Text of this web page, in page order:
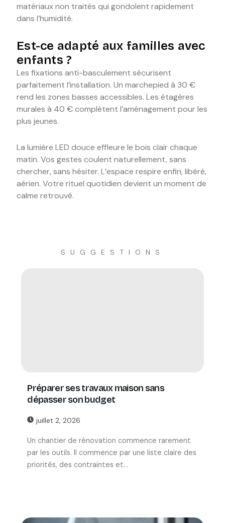
matériaux non traités qui gondolent rapidement
dans l’humidité.
Est-ce adapté aux familles avec
enfants ?
Les fixations anti-basculement sécurisent
parfaitement l’installation. Un marchepied à 30 €
rend les zones basses accessibles. Les étagères
murales à 40 € complètent l’aménagement pour les
plus jeunes.
La lumière LED douce effleure le bois clair chaque
matin. Vos gestes coulent naturellement, sans
chercher, sans hésiter. L’espace respire enfin, libéré,
aérien. Votre rituel quotidien devient un moment de
calme retrouvé.
SUGGESTIONS
Préparer ses travaux maison sans
dépasser son budget
juillet 2, 2026
Un chantier de rénovation commence rarement
par les outils. Il commence par une liste claire des
priorités, des contraintes et...